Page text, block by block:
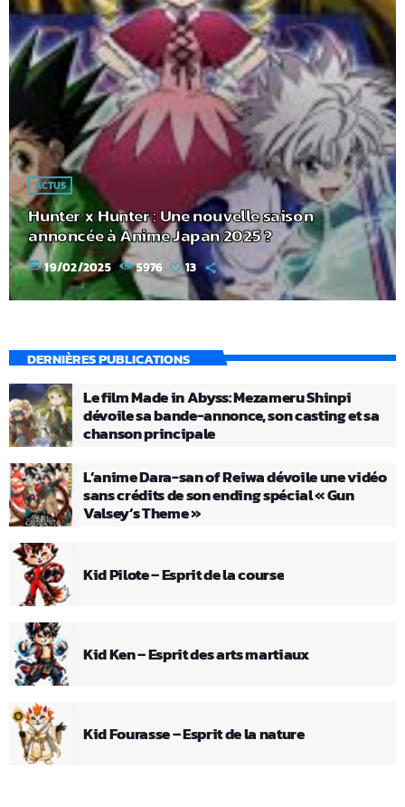
ACTUS
Hunter x Hunter : Une nouvelle saison
annoncée à Anime Japan 2025 ?
today 19/02/2025 5976 13
DERNIÈRES PUBLICATIONS
Le film Made in Abyss: Mezameru Shinpi
dévoile sa bande-annonce, son casting et sa
chanson principale
L’anime Dara-san of Reiwa dévoile une vidéo
sans crédits de son ending spécial « Gun
Valsey’s Theme »
Kid Pilote – Esprit de la course
Kid Ken – Esprit des arts martiaux
Kid Fourasse – Esprit de la nature